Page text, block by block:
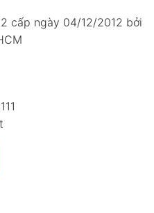
cấp ngày 04/12/2012 bởi